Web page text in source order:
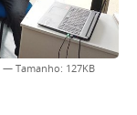
— Tamanho: 127KB